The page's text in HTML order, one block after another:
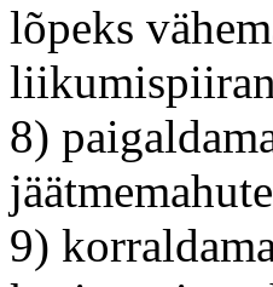
lõpeks
8)
9)